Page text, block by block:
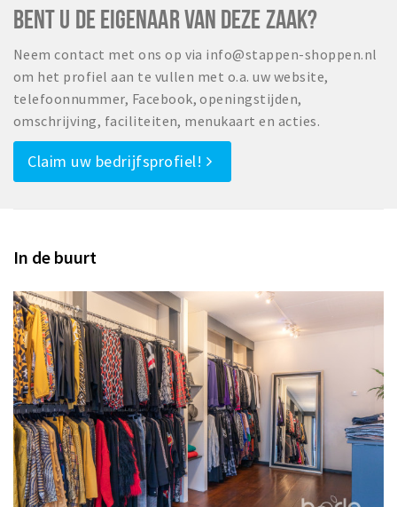
BENT U DE EIGENAAR VAN DEZE ZAAK?
Neem contact met ons op via info@stappen-shoppen.nl
om het profiel aan te vullen met o.a. uw website,
telefoonnummer, Facebook, openingstijden,
omschrijving, faciliteiten, menukaart en acties.
Claim uw bedrijfsprofiel!
In de buurt